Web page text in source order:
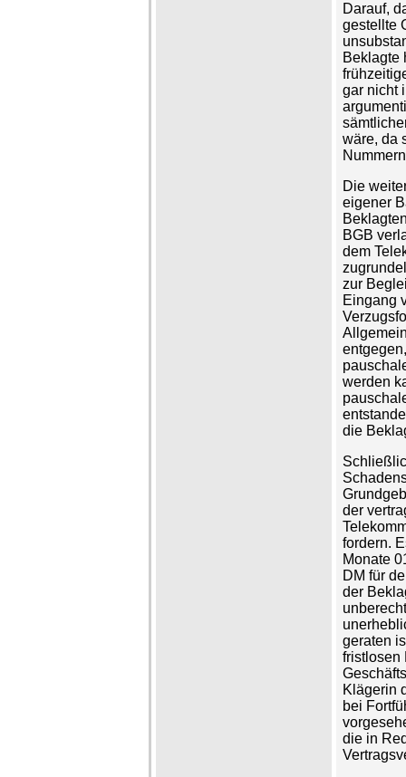
Darauf,
gestellte
Beklagte
gar nicht
wäre, da
Die
eigener
BGB
dem
zur
Eingang
werden
die
der
fordern.
Monate
DM für
der
geraten
fristlosen
Klägerin
bei
die in